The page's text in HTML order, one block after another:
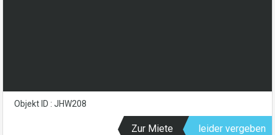
Objekt ID : JHW208
Zur Miete leider vergeben